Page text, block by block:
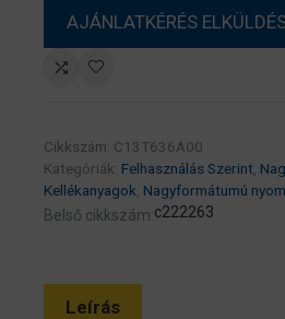
Cikkszám: C13T636A00
Kategóriák: Felhasználás Szerint,
Kellékanyagok, Nagyformátumú
Belső cikkszám:c222263
Leírás